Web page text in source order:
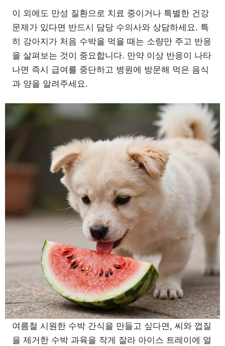
이 외에도 만성 질환으로 치료 중이거나 특별한 건강
문제가 있다면 반드시 담당 수의사와 상담하세요. 특
히 강아지가 처음 수박을 먹을 때는 소량만 주고 반응
을 살펴보는 것이 중요합니다. 만약 이상 반응이 나타
나면 즉시 급여를 중단하고 병원에 방문해 먹은 음식
과 양을 알려주세요.
여름철 시원한 수박 간식을 만들고 싶다면, 씨와 껍질
을 제거한 수박 과육을 작게 잘라 아이스 트레이에 얼